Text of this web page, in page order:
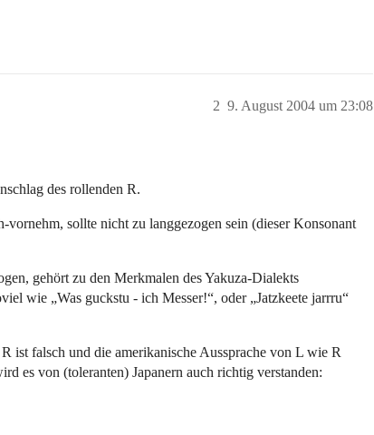
9. August 2004 um 23:08
2
des rollenden R.
sollte nicht zu langgezogen sein (dieser Konsonant
gehört zu den Merkmalen des Yakuza-Dialekts
wie „Was guckstu - ich Messer!“, oder „Jatzkeete jarrru“
ist falsch und die amerikanische Aussprache von L wie R
es von (toleranten) Japanern auch richtig verstanden: